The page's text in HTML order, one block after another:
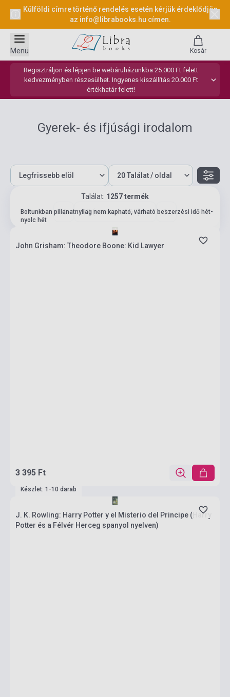
Külföldi címre történő rendelés esetén kérjük érdeklődjön
az info@librabooks.hu címen.
Regisztráljon és lépjen be webáruházunkba 25.000 Ft felett
kedvezményben részesülhet. Ingyenes kiszállítás 20.000 Ft
értékhatár felett!
Menü Kosár
Gyerek- és ifjúsági irodalom
Találat: 1257 termék
60 (összesen: 63)
Boltunkban pillanatnyilag nem kapható, várható beszerzési idő hét-
nyolc hét
John Grisham: Theodore Boone: Kid Lawyer
3 395 Ft
Készlet: 1-10 darab
J. K. Rowling: Harry Potter y el Misterio del Principe (Harry
Potter és a Félvér Herceg spanyol nyelven)